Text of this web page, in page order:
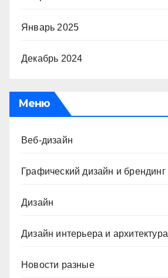
Январь 2025
Декабрь 2024
Меню
Веб-дизайн
Графический дизайн и брендинг
Дизайн
Дизайн интерьера и архитектура
Новости разные